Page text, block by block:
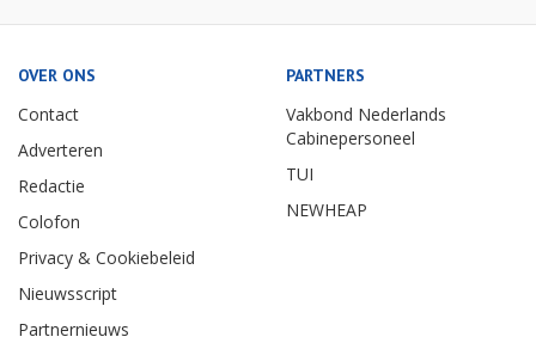
OVER ONS
Contact
Adverteren
Redactie
Colofon
Privacy & Cookiebeleid
Nieuwsscript
Partnernieuws
PARTNERS
Vakbond Nederlands
Cabinepersoneel
TUI
NEWHEAP